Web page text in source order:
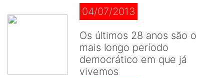
04/07/2013
Os últimos 28 anos são o
mais longo período
democrático em que já
vivemos